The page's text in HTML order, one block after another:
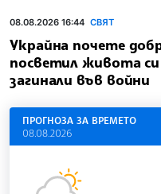
08.08.2026 16:44 СВЯТ
Украйна почете
посветил живота
загинали във войни
ПРОГНОЗА ЗА ВРЕМЕТО
08.08.2026